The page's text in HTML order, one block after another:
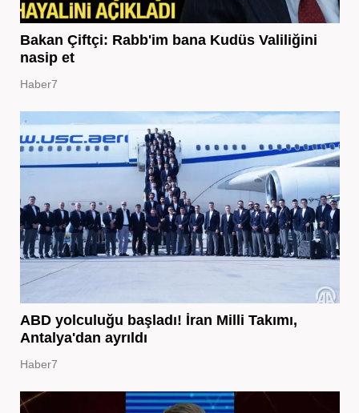
Bakan Çiftçi: Rabb'im bana Kudüs Valiliğini
nasip et
Haber7
ABD yolculuğu başladı! İran Milli Takımı,
Antalya'dan ayrıldı
Haber7